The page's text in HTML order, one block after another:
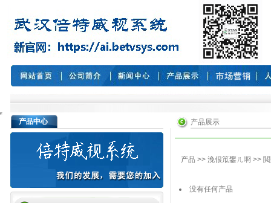
产品中心 产品展示
产品 >> 浼佷笟鐢ㄦ埛 >>
没有任何产品